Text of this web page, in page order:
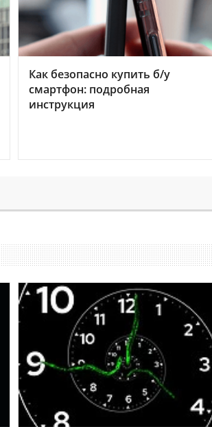
Как безопасно купить б/у
смартфон: подробная
инструкция